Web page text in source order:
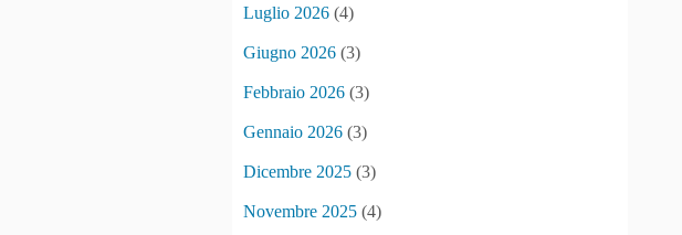
Luglio 2026 (4)
Giugno 2026 (3)
Febbraio 2026 (3)
Gennaio 2026 (3)
Dicembre 2025 (3)
Novembre 2025 (4)